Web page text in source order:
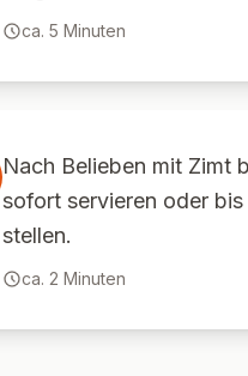
ca. 5 Minuten
Nach Belieben mit Zimt
sofort servieren oder
stellen.
ca. 2 Minuten